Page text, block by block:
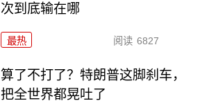
次到底输在哪
最热 阅读 6827
算了不打了？特朗普这脚刹车，
把全世界都晃吐了